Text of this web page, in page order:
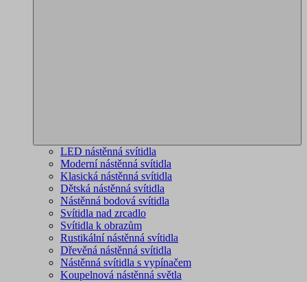
LED nástěnná svítidla
Moderní nástěnná svítidla
Klasická nástěnná svítidla
Dětská nástěnná svítidla
Nástěnná bodová svítidla
Svítidla nad zrcadlo
Svítidla k obrazům
Rustikální nástěnná svítidla
Dřevěná nástěnná svítidla
Nástěnná svítidla s vypínačem
Koupelnová nástěnná světla